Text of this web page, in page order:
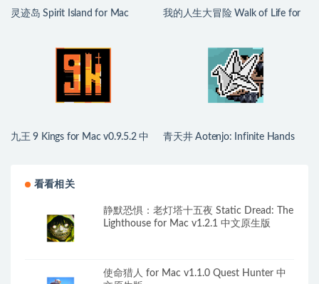
灵迹岛 Spirit Island for Mac
我的人生大冒险 Walk of Life for
九王 9 Kings for Mac v0.9.5.2 中
青天井 Aotenjo: Infinite Hands
看看相关
静默恐惧：老灯塔十五夜 Static Dread: The
Lighthouse for Mac v1.2.1 中文原生版
使命猎人 for Mac v1.1.0 Quest Hunter 中